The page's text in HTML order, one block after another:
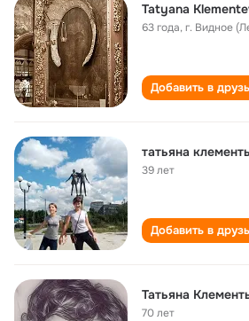
Tatyana
63 года,г. Видное
Добавить в
татьяна
39 лет
Добавить в
Татьяна
70 лет